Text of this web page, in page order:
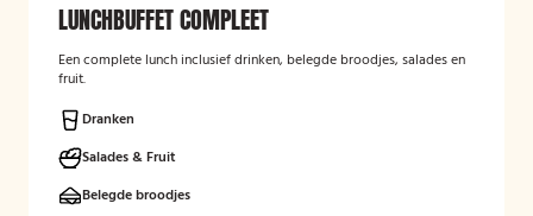
LUNCHBUFFET COMPLEET
Een complete lunch inclusief drinken, belegde broodjes, salades en
fruit.
Dranken
Salades & Fruit
Belegde broodjes